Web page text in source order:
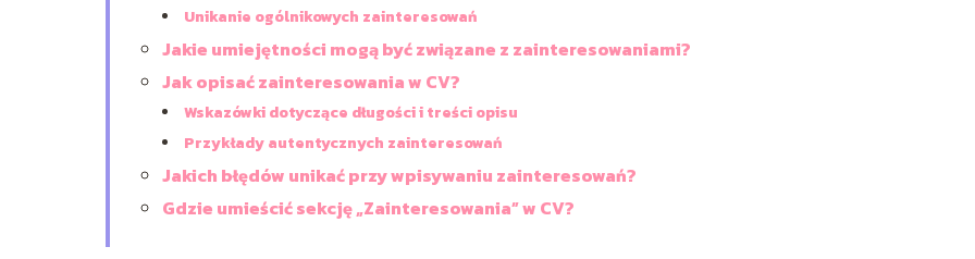
Unikanie ogólnikowych zainteresowań
Jakie umiejętności mogą być związane z zainteresowaniami?
Jak opisać zainteresowania w CV?
Wskazówki dotyczące długości i treści opisu
Przykłady autentycznych zainteresowań
Jakich błędów unikać przy wpisywaniu zainteresowań?
Gdzie umieścić sekcję „Zainteresowania” w CV?